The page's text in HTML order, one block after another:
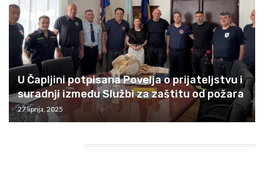
U Čapljini potpisana Povelja o prijateljstvu i
suradnji između Službi za zaštitu od požara
27 lipnja, 2025